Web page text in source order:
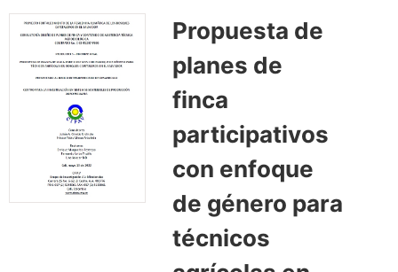
Propuesta de
planes de
finca
participativos
con enfoque
de género para
técnicos